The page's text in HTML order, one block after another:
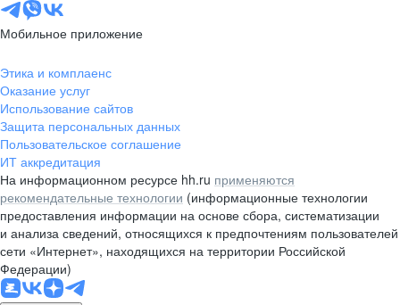
Мобильное приложение
Этика и комплаенс
Оказание услуг
Использование сайтов
Защита персональных данных
Пользовательское соглашение
ИТ аккредитация
На информационном ресурсе hh.ru применяются
рекомендательные технологии (информационные технологии
предоставления информации на основе сбора, систематизации
и анализа сведений, относящихся к предпочтениям пользователей
сети «Интернет», находящихся на территории Российской
Федерации)